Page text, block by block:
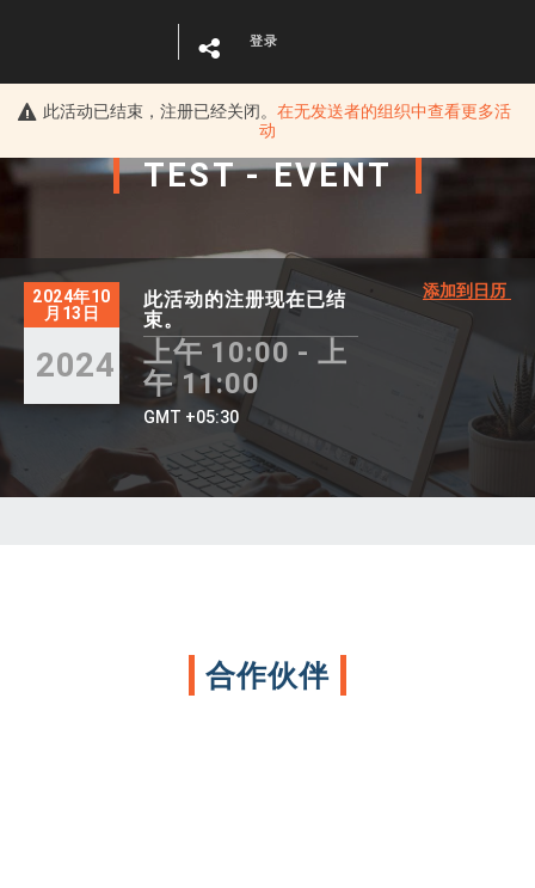
此活动已结束，注册已经关闭。 在无发送者的组织中查看更多活
动
登录
TEST - EVENT
2024年10
月13日
2024
此活动的注册现在已结
束。
上午 10:00 - 上
午 11:00
GMT +05:30
添加到日历
合作伙伴